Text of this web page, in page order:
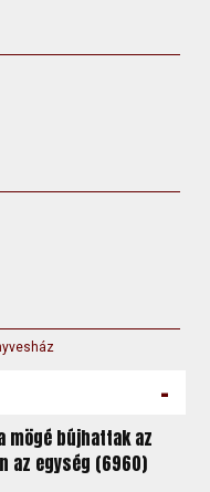
-
mögé bújhattak az
az egység (6960)